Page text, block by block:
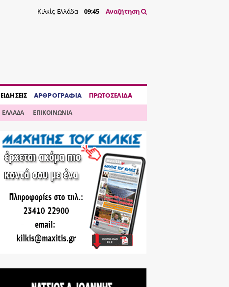
Κιλκίς, Ελλάδα 09:45 Αναζήτηση
ΕΙΔΗΣΕΙΣ ΑΡΘΡΟΓΡΑΦΙΑ ΠΡΩΤΟΣΕΛΙΔΑ
ΕΛΛΑΔΑ ΕΠΙΚΟΙΝΩΝΙΑ